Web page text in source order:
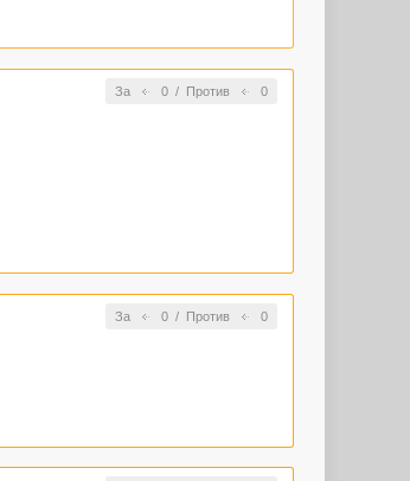
За 0/ Против 0
За 0/ Против 0